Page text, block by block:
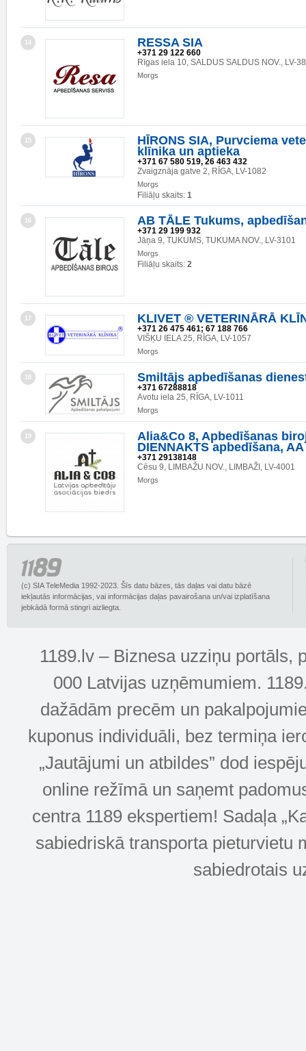
14 RESSA SIA
+371 29 122 660
Rīgas iela 10, SALDUS SALDUS NOV., LV-
Morgs
15
HĪRONS SIA, Purvciema
klīnika un aptieka
+371 67 580 519, 26 463 432
Zvaigznāja gatve 2, RĪGA, LV-1082
Morgs
Filiāļu skaits: 1
16 AB TĀLE Tukums,
+371 29 199 932
Jāņa 9, TUKUMS, TUKUMA NOV., LV-3101
Morgs
Filiāļu skaits: 2
17 KLIVET ® VETERINĀRĀ
+371 26 475 461; 67 188 766
VIŠĶU IELA 25, RĪGA, LV-1057
Morgs
18 Smiltājs apbedīšanas
+371 67288818
Avotu iela 25, RĪGA, LV-1011
Morgs
19
Alia&Co 8, Apbedīšanas
DIENNAKTS apbedīšana,
+371 29138148
Cēsu 9, LIMBAŽU NOV., LIMBAŽI, LV-4001
Morgs
(c) SIA TeleMedia 1992-2023. Šīs datu bāzes, tās daļas vai datu bāzē
iekļautās informācijas, vai informācijas daļas pavairošana un/vai izplatīšana
jebkādā formā stingri aizliegta.
1189.lv – Biznesa uzziņu portāls,
000 Latvijas uzņēmumiem.
dažādām precēm un
kuponus individuāli, bez termiņa
„Jautājumi un atbildes” dod
online režīmā un saņemt
centra 1189 ekspertiem! Sadaļa
sabiedriskā transporta pieturvietu
sabiedrotais